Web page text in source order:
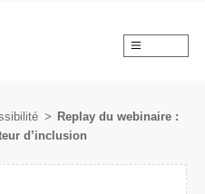
> Replay du webinaire :
d’inclusion